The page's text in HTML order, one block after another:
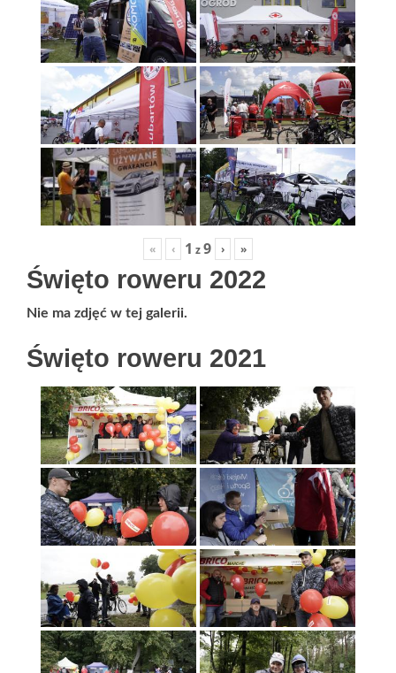
« ‹ 1 z9 › »
Święto roweru 2022
Nie ma zdjęć w tej galerii.
Święto roweru 2021